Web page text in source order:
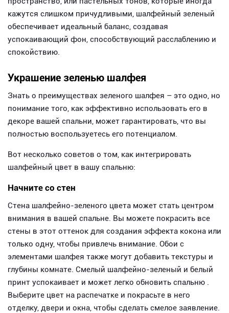
кажутся слишком причудливыми, шалфейный зеленый
обеспечивает идеальный баланс, создавая
успокаивающий фон, способствующий расслаблению и
спокойствию.
Украшение зеленью шалфея
Знать о преимуществах зеленого шалфея – это одно, но
понимание того, как эффективно использовать его в
декоре вашей спальни, может гарантировать, что вы
полностью воспользуетесь его потенциалом.
Вот несколько советов о том, как интегрировать
шалфейный цвет в вашу спальню:
Начните со стен
Стена шалфейно-зеленого цвета может стать центром
внимания в вашей спальне. Вы можете покрасить все
стены в этот оттенок для создания эффекта кокона или
только одну, чтобы привлечь внимание. Обои с
элементами шалфея также могут добавить текстуры и
глубины комнате. Смелый шалфейно-зеленый и белый
принт успокаивает и может легко обновить спальню .
Выберите цвет на распечатке и покрасьте в него
отделку, двери и окна, чтобы сделать смелое заявление.